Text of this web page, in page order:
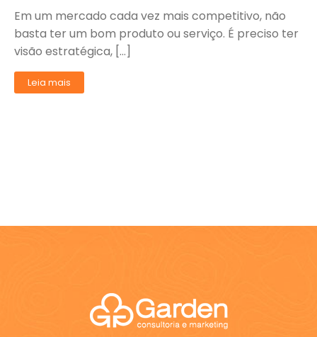
Em um mercado cada vez mais competitivo, não
basta ter um bom produto ou serviço. É preciso ter
visão estratégica, […]
Leia mais